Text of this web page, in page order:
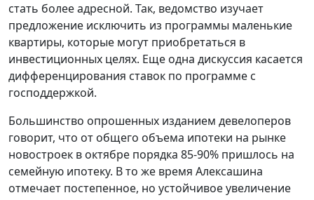
стать более адресной. Так, ведомство изучает
предложение исключить из программы маленькие
квартиры, которые могут приобретаться в
инвестиционных целях. Еще одна дискуссия касается
дифференцирования ставок по программе с
господдержкой.
Большинство опрошенных изданием девелоперов
говорит, что от общего объема ипотеки на рынке
новостроек в октябре порядка 85-90% пришлось на
семейную ипотеку. В то же время Алексашина
отмечает постепенное, но устойчивое увеличение